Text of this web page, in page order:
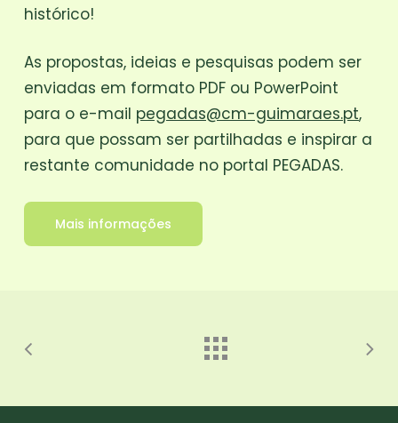
histórico!
As propostas, ideias e pesquisas podem ser
enviadas em formato PDF ou PowerPoint
para o e-mail pegadas@cm-guimaraes.pt,
para que possam ser partilhadas e inspirar a
restante comunidade no portal PEGADAS.
Mais informações